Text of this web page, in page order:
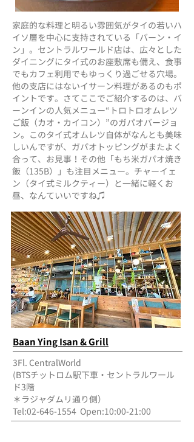
家庭的な料理と明るい雰囲気がタイの若いハ
イソ層を中心に支持されている「バーン・イ
ン」。セントラルワールド店は、広々とした
ダイニングにタイ式のお座敷席も備え、食事
でもカフェ利用でもゆっくり過ごせる穴場。
他の支店にはないイサーン料理があるのもポ
イントです。さてここでご紹介するのは、バ
ーンインの人気メニュー“トロトロオムレツ
ご飯（カオ・カイコン）”のガパオバージョ
ン。このタイ式オムレツ自体がなんとも美味
しいんですが、ガパオトッピングがまたよく
合って、お見事！その他「もち米ガパオ焼き
飯（135B）」も注目メニュー。チャーイェ
ン（タイ式ミルクティー）と一緒に軽くお
昼、なんていいですね♫
Baan Ying Isan & Grill
3Fl. CentralWorld
(BTSチットロム駅下車・セントラルワール
ド3階
＊ラジャダムリ通り側）
Tel:02-646-1554 Open:10:00-21:00